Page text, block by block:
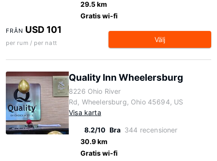
29.5 km
Gratis wi-fi
FRÅN USD 101
per rum / per natt Välj
Quality Inn Wheelersburg
8226 Ohio River
Rd, Wheelersburg, Ohio 45694, US
Visa karta
8.2/10 Bra 344 recensioner
30.9 km
Gratis wi-fi